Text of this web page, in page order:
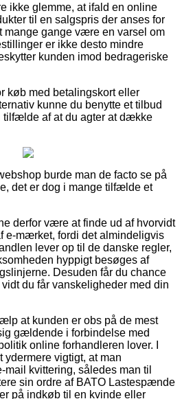
ikke glemme, at ifald en online
til en salgspris der anses for
mange gange være en varsel om
er ikke desto mindre
kunden imod bedrageriske
køb med betalingskort eller
kunne du benytte et tilbud
tilfælde af at du agter at dække
burde man de facto se på
det er dog i mange tilfælde et
derfor være at finde ud af hvorvidt
e-mærket, fordi det almindeligvis
lever op til de danske regler,
hyppigt besøges af
Desuden får du chance
du får vanskeligheder med din
at kunden er obs på de mest
gældende i forbindelse med
online forhandleren lover. I
vigtigt, at man
mail kvittering, således man til
sin ordre af BATO Lastespænde
på indkøb til en kvinde eller